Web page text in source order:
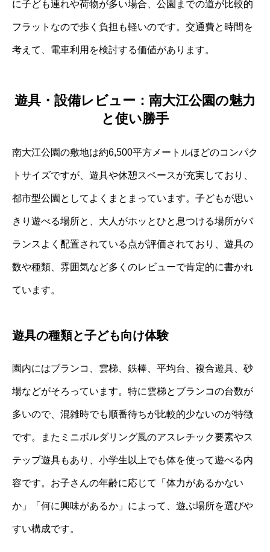
に子ども連れや荷物が多い場合、公園までの道が比較的
フラットなので歩く負担も軽いのです。交通費と時間を
考えて、電車利用を検討する価値があります。
遊具・設備レビュー：南大江公園の魅力
と使い勝手
南大江公園の敷地は約6,500平方メートルほどのコンパク
トサイズですが、遊具や休憩スペースが充実しており、
都市型公園としてよくまとまっています。子どもが思い
きり遊べる場所と、大人がホッとひと息つける場所がバ
ランスよく配置されている点が評価されており、遊具の
数や種類、雰囲気など多くのレビューで肯定的に書かれ
ています。
遊具の種類と子ども向け体験
園内にはブランコ、雲梯、鉄棒、平均台、複合遊具、砂
場などがそろっています。特に雲梯とブランコの台数が
多いので、混雑時でも順番待ちが比較的少ないのが特徴
です。またミニボルダリング風のアスレチック要素やス
テップ遊具もあり、小学生以上でも体を使って遊べる内
容です。お子さんの年齢に応じて「体力があるかない
か」「何に興味があるか」によって、遊ぶ場所を選びや
すい構成です。